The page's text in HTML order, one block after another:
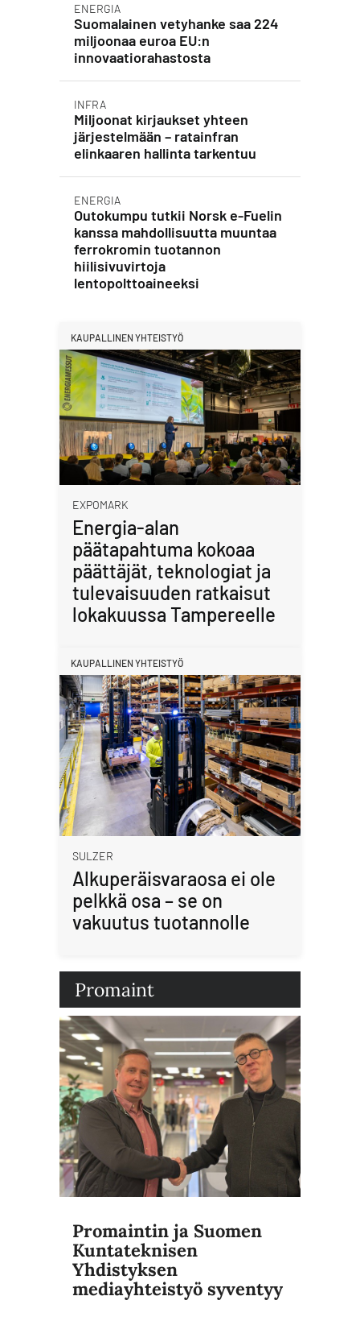
ENERGIA
Suomalainen vetyhanke saa 224
miljoonaa euroa EU:n
innovaatiorahastosta
INFRA
Miljoonat kirjaukset yhteen
järjestelmään – ratainfran
elinkaaren hallinta tarkentuu
ENERGIA
Outokumpu tutkii Norsk e-Fuelin
kanssa mahdollisuutta muuntaa
ferrokromin tuotannon
hiilisivuvirtoja
lentopolttoaineeksi
KAUPALLINEN YHTEISTYÖ
EXPOMARK
Energia-alan
päätapahtuma kokoaa
päättäjät, teknologiat ja
tulevaisuuden ratkaisut
lokakuussa Tampereelle
KAUPALLINEN YHTEISTYÖ
SULZER
Alkuperäisvaraosa ei ole
pelkkä osa – se on
vakuutus tuotannolle
Promaint
Promaintin ja Suomen
Kuntateknisen
Yhdistyksen
mediayhteistyö syventyy